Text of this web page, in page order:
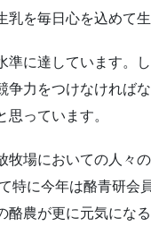
を毎日心を込めて生
に達しています。
力をつけなければ
っています。
場においての人々
に今年は酪青研会
農が更に元気にな